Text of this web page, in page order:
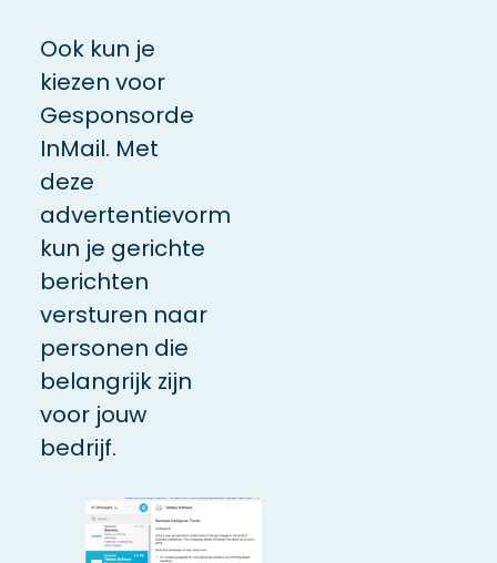
Ook kun je
kiezen voor
Gesponsorde
InMail. Met
deze
advertentievorm
kun je gerichte
berichten
versturen naar
personen die
belangrijk zijn
voor jouw
bedrijf.